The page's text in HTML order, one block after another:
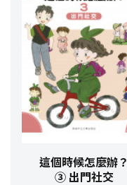
這個時候怎麼辦？
③ 出門社交